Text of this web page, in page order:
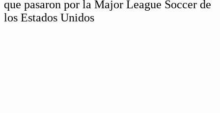
que pasaron por la Major League Soccer de
los Estados Unidos